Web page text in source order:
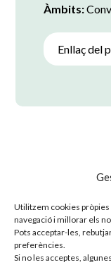
Utilitzem cookies pròpies
navegació i millorar els
Pots acceptar-les,
preferències.
Si no les acceptes,
Àmbits:
Enllaç del